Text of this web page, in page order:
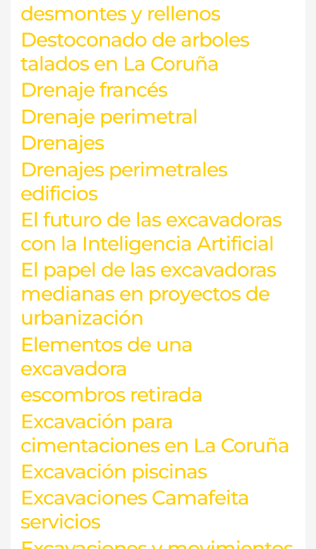
desmontes y rellenos
Destoconado de arboles
talados en La Coruña
Drenaje francés
Drenaje perimetral
Drenajes
Drenajes perimetrales
edificios
El futuro de las excavadoras
con la Inteligencia Artificial
El papel de las excavadoras
medianas en proyectos de
urbanización
Elementos de una
excavadora
escombros retirada
Excavación para
cimentaciones en La Coruña
Excavación piscinas
Excavaciones Camafeita
servicios